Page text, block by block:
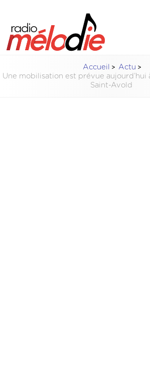
Accueil
Actu
Une mobilisation est prévue aujourd’hui
Saint-Avold